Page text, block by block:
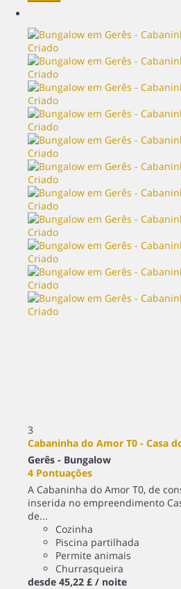
3
Cabaninha do Amor T0 - Casa
Gerês - Bungalow
4 Pontuações
A Cabaninha do Amor T0, de
inserida no empreendimento
de...
Cozinha
Piscina partilhada
Permite animais
Churrasqueira
desde 45,22 £ / noite